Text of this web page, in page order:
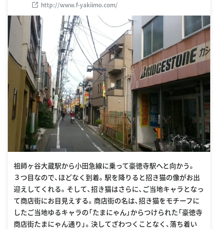
http://www.f-yakiimo.com/
祖師ヶ谷大蔵駅から小田急線に乗って豪徳寺駅へと向かう。
３つ目なので、ほどなく到着。駅を降りると招き猫の像がお出
迎えしてくれる。そして、招き猫はさらに、ご当地キャラとなっ
て商店街にお目見えする。商店街の名は、招き猫をモチーフに
したご当地ゆるキャラの「たまにゃん」からつけられた「豪徳寺
商店街たまにゃん通り」。決してざわつくことなく、落ち着い